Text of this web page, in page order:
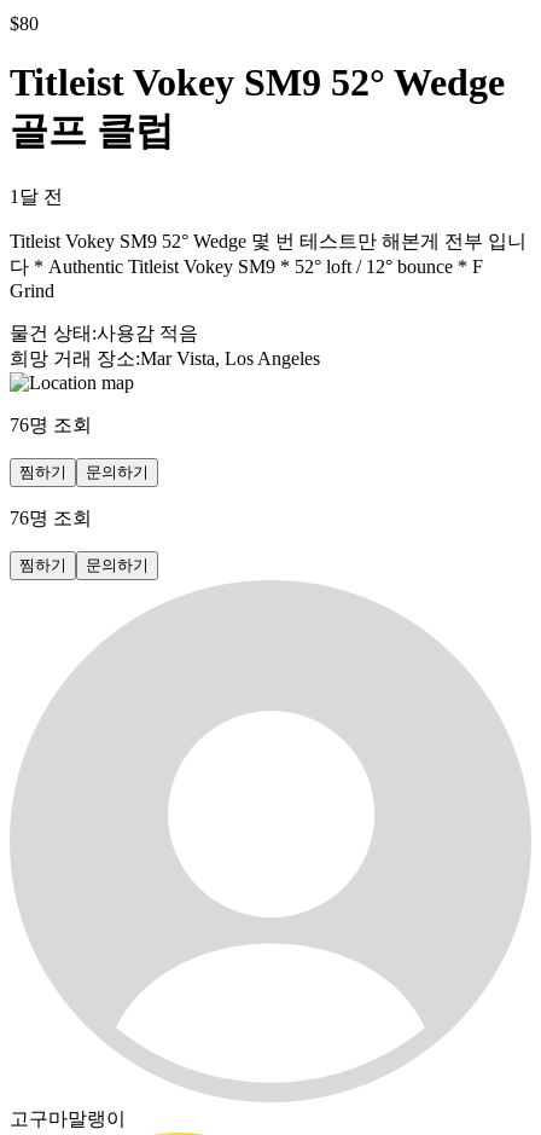
$80
Titleist Vokey SM9 52° Wedge
골프 클럽
1달 전
Titleist Vokey SM9 52° Wedge 몇 번 테스트만 해본게 전부 입니
다 * Authentic Titleist Vokey SM9 * 52° loft / 12° bounce * F
Grind
물건 상태 :사용감 적음
희망 거래 장소:Mar Vista, Los Angeles
76명 조회
찜하기 문의하기
76명 조회
찜하기 문의하기
고구마말랭이